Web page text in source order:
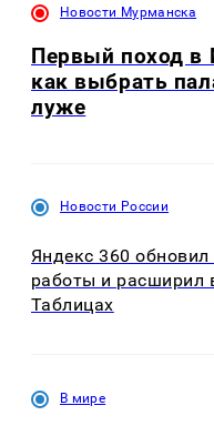
Новости Мурманска
Первый поход в
как выбрать
луже
Новости России
Яндекс 360
работы и расширил
Таблицах
В мире